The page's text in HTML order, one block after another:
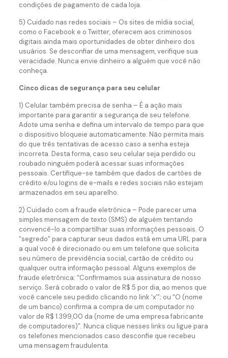
condições de pagamento de cada loja.
5) Cuidado nas redes sociais – Os sites de mídia social,
como o Facebook e o Twitter, oferecem aos criminosos
digitais ainda mais oportunidades de obter dinheiro dos
usuários. Se desconfiar de uma mensagem, verifique sua
veracidade. Nunca envie dinheiro a alguém que você não
conheça.
Cinco dicas de segurança para seu celular
1) Celular também precisa de senha – É a ação mais
importante para garantir a segurança de seu telefone.
Adote uma senha e defina um intervalo de tempo para que
o dispositivo bloqueie automaticamente. Não permita mais
do que três tentativas de acesso caso a senha esteja
incorreta. Desta forma, caso seu celular seja perdido ou
roubado ninguém poderá acessar suas informações
pessoais. Certifique-se também que dados de cartões de
crédito e/ou logins de e-mails e redes sociais não estejam
armazenados em seu aparelho.
2) Cuidado com a fraude eletrônica – Pode parecer uma
simples mensagem de texto (SMS) de alguém tentando
convencê-lo a compartilhar suas informações pessoais. O
“segredo” para capturar seus dados está em uma URL para
a qual você é direcionado ou em um telefone que solicita
seu número de previdência social, cartão de crédito ou
qualquer outra informação pessoal. Alguns exemplos de
fraude eletrônica: “Confirmamos sua assinatura de nosso
serviço. Será cobrado o valor de R$ 5 por dia, ao menos que
você cancele seu pedido clicando no link ‘x’”; ou “O (nome
de um banco) confirma a compra de um computador no
valor de R$ 1.399,00 da (nome de uma empresa fabricante
de computadores)”. Nunca clique nesses links ou ligue para
os telefones mencionados caso desconfie que recebeu
uma mensagem fraudulenta.